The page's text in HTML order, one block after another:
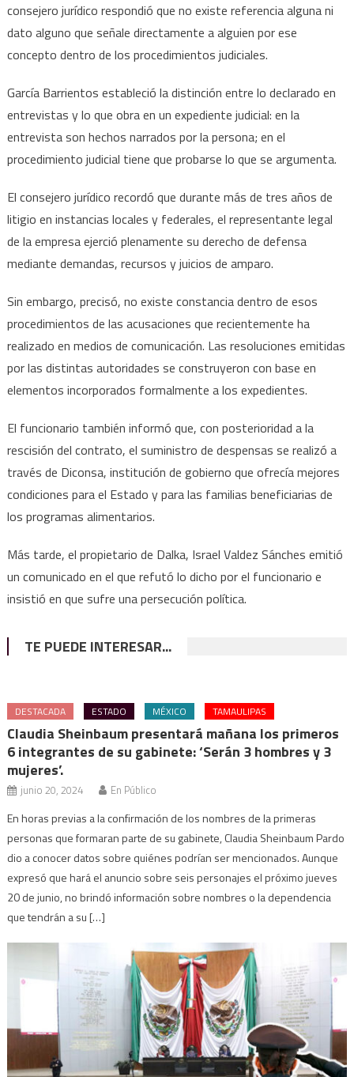
consejero jurídico respondió que no existe referencia alguna ni
dato alguno que señale directamente a alguien por ese
concepto dentro de los procedimientos judiciales.
García Barrientos estableció la distinción entre lo declarado en
entrevistas y lo que obra en un expediente judicial: en la
entrevista son hechos narrados por la persona; en el
procedimiento judicial tiene que probarse lo que se argumenta.
El consejero jurídico recordó que durante más de tres años de
litigio en instancias locales y federales, el representante legal
de la empresa ejerció plenamente su derecho de defensa
mediante demandas, recursos y juicios de amparo.
Sin embargo, precisó, no existe constancia dentro de esos
procedimientos de las acusaciones que recientemente ha
realizado en medios de comunicación. Las resoluciones emitidas
por las distintas autoridades se construyeron con base en
elementos incorporados formalmente a los expedientes.
El funcionario también informó que, con posterioridad a la
rescisión del contrato, el suministro de despensas se realizó a
través de Diconsa, institución de gobierno que ofrecía mejores
condiciones para el Estado y para las familias beneficiarias de
los programas alimentarios.
Más tarde, el propietario de Dalka, Israel Valdez Sánches emitió
un comunicado en el que refutó lo dicho por el funcionario e
insistió en que sufre una persecución política.
TE PUEDE INTERESAR...
DESTACADA ESTADO MÉXICO TAMAULIPAS
Claudia Sheinbaum presentará mañana los primeros
6 integrantes de su gabinete: ‘Serán 3 hombres y 3
mujeres’.
junio 20, 2024 En Público
En horas previas a la confirmación de los nombres de la primeras
personas que formaran parte de su gabinete, Claudia Sheinbaum Pardo
dio a conocer datos sobre quiénes podrían ser mencionados. Aunque
expresó que hará el anuncio sobre seis personajes el próximo jueves
20 de junio, no brindó información sobre nombres o la dependencia
que tendrán a su […]